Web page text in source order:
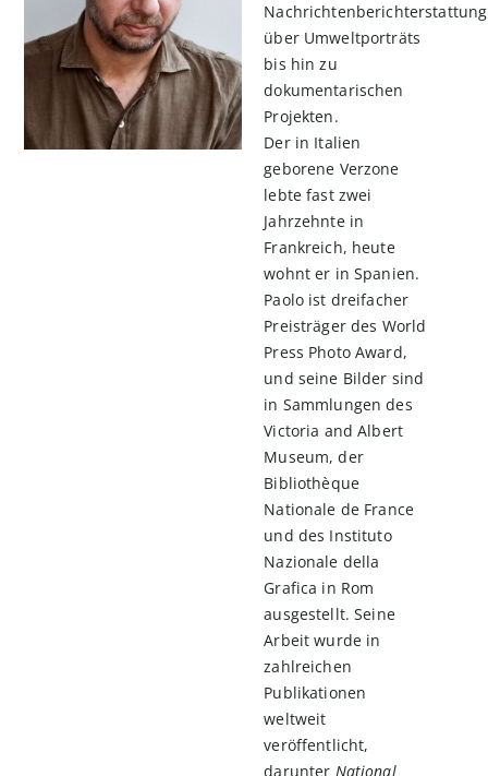
Nachrichtenberichterstattung
über Umweltporträts
bis hin zu
dokumentarischen
Projekten.
Der in Italien
geborene Verzone
lebte fast zwei
Jahrzehnte in
Frankreich, heute
wohnt er in Spanien.
Paolo ist dreifacher
Preisträger des World
Press Photo Award,
und seine Bilder sind
in Sammlungen des
Victoria and Albert
Museum, der
Bibliothèque
Nationale de France
und des Instituto
Nazionale della
Grafica in Rom
ausgestellt. Seine
Arbeit wurde in
zahlreichen
Publikationen
weltweit
veröffentlicht,
darunter National